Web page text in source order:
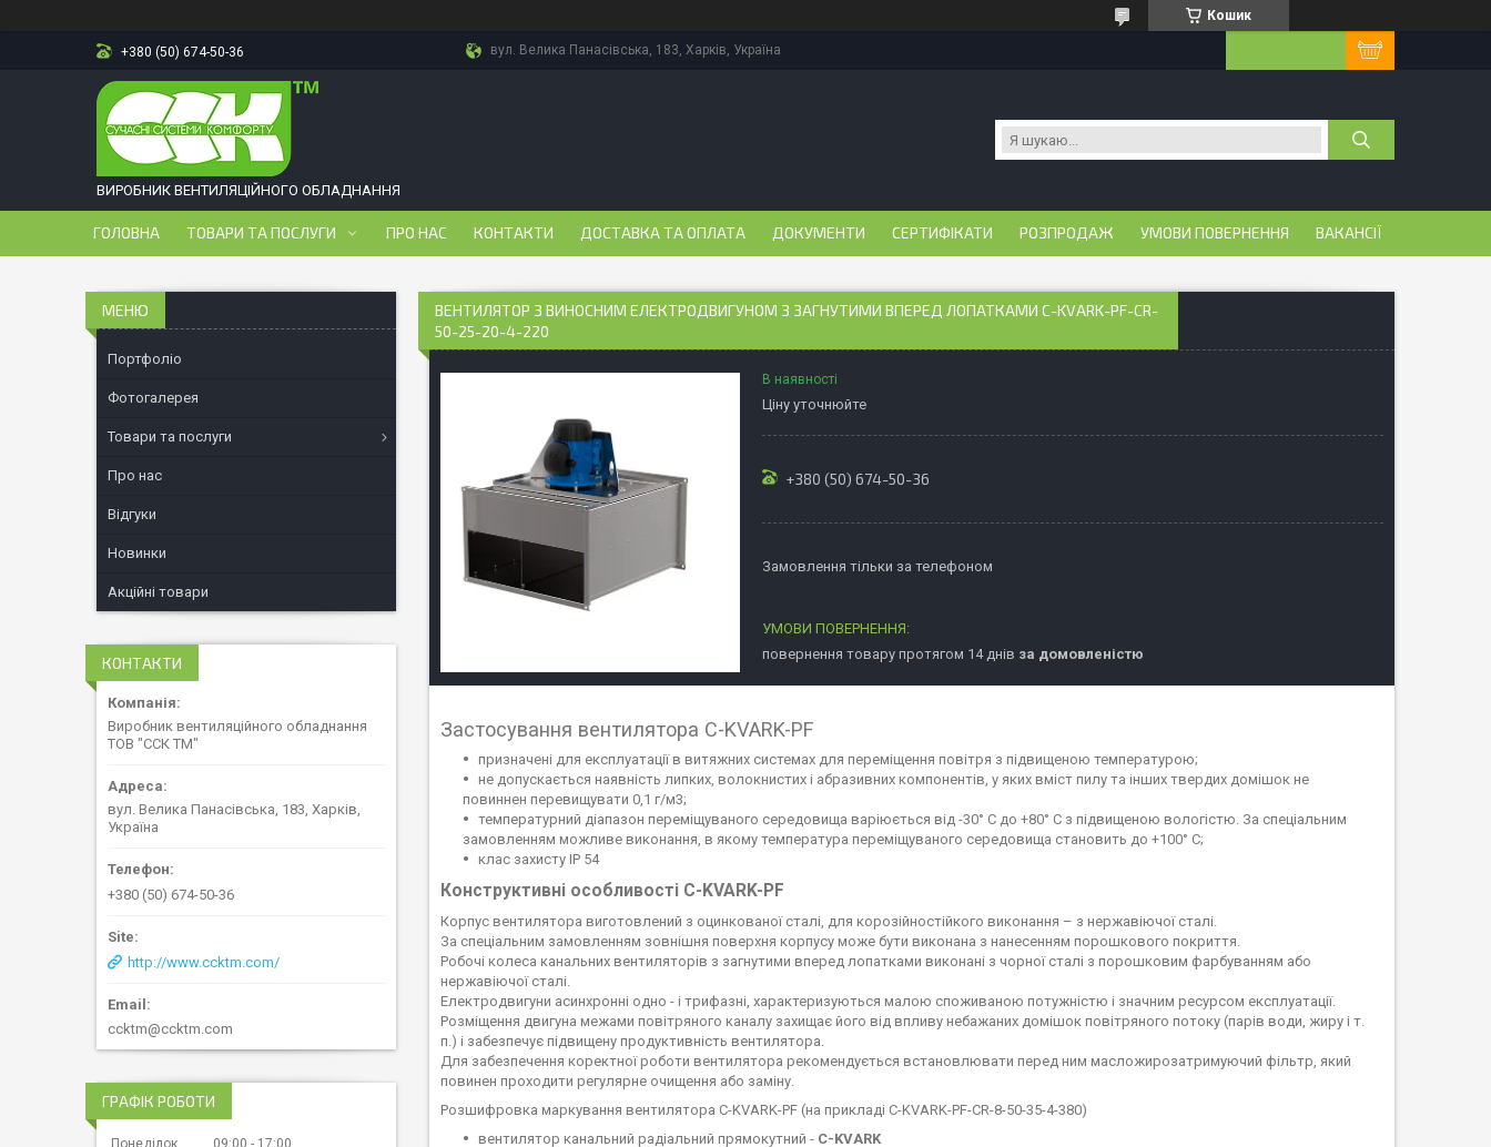
Кошик
+380 (50) 674-50-36 вул. Велика Панасівська, 183, Харків, Україна
ВИРОБНИК ВЕНТИЛЯЦІЙНОГО ОБЛАДНАННЯ
ГОЛОВНА ТОВАРИ ТА ПОСЛУГИ ПРО НАС КОНТАКТИ ДОСТАВКА ТА ОПЛАТА ДОКУМЕНТИ СЕРТИФІКАТИ РОЗПРОДАЖ УМОВИ ПОВЕРНЕННЯ ВАКАНСІЇ
ВЕНТИЛЯТОР З ВИНОСНИМ ЕЛЕКТРОДВИГУНОМ З ЗАГНУТИМИ ВПЕРЕД ЛОПАТКАМИ C-KVARK-PF-CR-
50-25-20-4-220
В наявності
Ціну уточнюйте
+380 (50) 674-50-36
Замовлення тільки за телефоном
повернення товару протягом 14 днів за домовленістю
Застосування вентилятора C-KVARK-PF
призначені для експлуатації в витяжних системах для переміщення повітря з підвищеною температурою;
не допускається наявність липких, волокнистих і абразивних компонентів, у яких вміст пилу та інших твердих домішок не
повиннен перевищувати 0,1 г/м3;
температурний діапазон переміщуваного середовища варіюється від -30° С до +80° С з підвищеною вологістю. За спеціальним
замовленням можливе виконання, в якому температура переміщуваного середовища становить до +100° С;
клас захисту IP 54
Конструктивні особливості C-KVARK-PF
Корпус вентилятора виготовлений з оцинкованої сталі, для корозійностійкого виконання – з нержавіючої сталі.
За спеціальним замовленням зовнішня поверхня корпусу може бути виконана з нанесенням порошкового покриття.
Робочі колеса канальних вентиляторів з загнутими вперед лопатками виконані з чорної сталі з порошковим фарбуванням або
нержавіючої сталі.
Електродвигуни асинхронні одно - і трифазні, характеризуються малою споживаною потужністю і значним ресурсом експлуатації.
Розміщення двигуна межами повітряного каналу захищає його від впливу небажаних домішок повітряного потоку (парів води, жиру і т.
п.) і забезпечує підвищену продуктивність вентилятора.
Для забезпечення коректної роботи вентилятора рекомендується встановлювати перед ним масложирозатримуючий фільтр, який
повинен проходити регулярне очищення або заміну.
Розшифровка маркування вентилятора C-KVARK-PF (на прикладі C-KVARK-PF-CR-8-50-35-4-380)
вентилятор канальний радіальний прямокутний - C-KVARK
Портфоліо
Фотогалерея
Товари та послуги
Про нас
Відгуки
Новинки
Акційні товари
КОНТАКТИ
Виробник вентиляційного обладнання
ТОВ "ССК ТМ"
вул. Велика Панасівська, 183, Харків,
Україна
+380 (50) 674-50-36
http://www.ccktm.com/
ccktm@ccktm.com
ГРАФІК РОБОТИ
Понеділок 09:00
17:00